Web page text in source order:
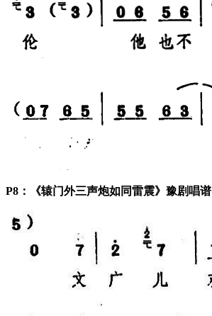
P8：《辕门外三声炮如同雷震》豫剧唱谱